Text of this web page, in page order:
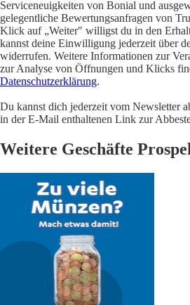
Serviceneuigkeiten von Bonial und
gelegentliche Bewertungsanfragen von
Klick auf „Weiter" willigst du in den
kannst deine Einwilligung jederzeit über
widerrufen. Weitere Informationen zur
zur Analyse von Öffnungen und Klicks
Datenschutzerklärung.
Du kannst dich jederzeit vom Newsletter
in der E-Mail enthaltenen Link zur
Weitere Geschäfte